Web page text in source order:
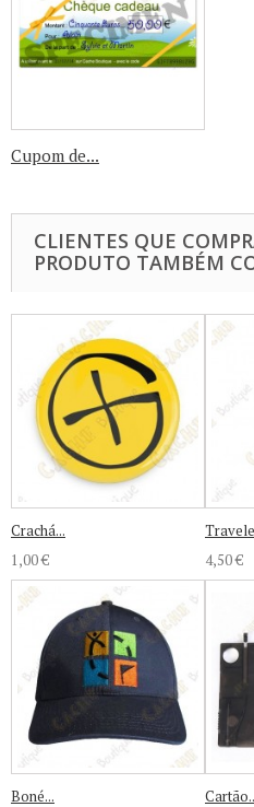
Cupom de...
CLIENTES QUE
PRODUTO TAMBÉM
Crachá...
1,00 €
4,50 €
Boné...